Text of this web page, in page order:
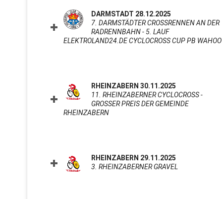
DARMSTADT 28.12.2025
7. DARMSTÄDTER CROSSRENNEN AN DER
RADRENNBAHN - 5. LAUF
ELEKTROLAND24.DE CYCLOCROSS CUP PB WAHOO
RHEINZABERN 30.11.2025
11. RHEINZABERNER CYCLOCROSS -
GROSSER PREIS DER GEMEINDE R
HEINZABERN
CLICK TO EXPAND CONTENTS
RHEINZABERN 29.11.2025
3. RHEINZABERNER GRAVEL